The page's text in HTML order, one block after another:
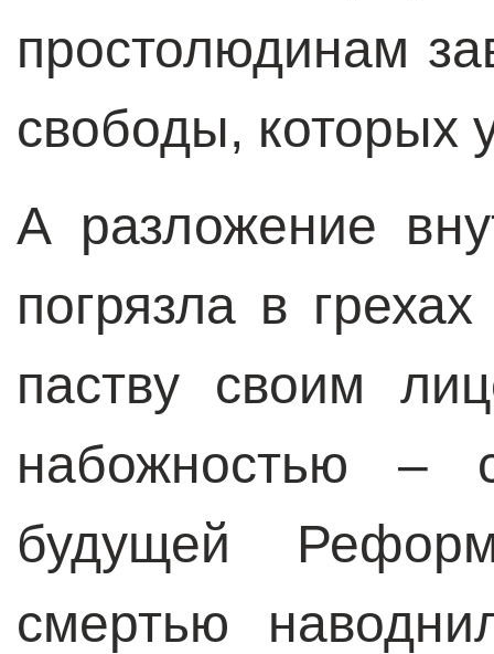
простолюдинам
свободы, которых
А разложение
погрязла в
паству своим
набожностью –
будущей
смертью